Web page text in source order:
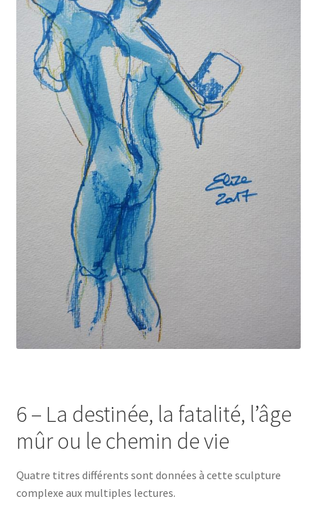
6 – La destinée, la fatalité, l’âge
mûr ou le chemin de vie
Quatre titres différents sont données à cette sculpture
complexe aux multiples lectures.